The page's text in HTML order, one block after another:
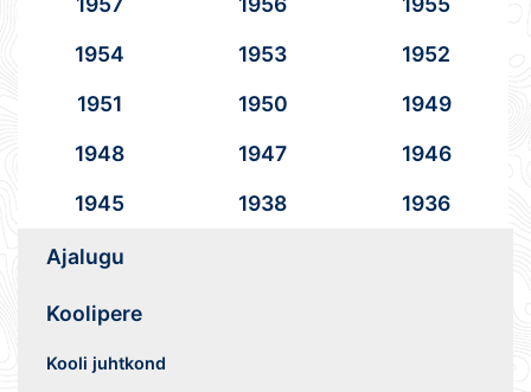
1954
1953
1952
1951
1950
1949
1948
1947
1946
1945
1938 1936
Ajalugu
Koolipere
Kooli juhtkond